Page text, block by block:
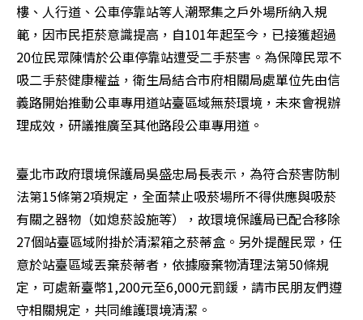
樓、人行道、公車停靠站等人潮聚集之戶外場所納入規
範，因市民拒菸意識提高，自101年起至今，已接獲超過
20位民眾陳情於公車停靠站遭受二手菸害。為保障民眾不
吸二手菸健康權益，衛生局結合市府相關局處單位先由信
義路開始推動公車專用道站臺區域無菸環境，未來會視辦
理成效，研議推廣至其他路段公車專用道。
臺北市政府環境保護局吳盛忠局長表示，為符合菸害防制
法第15條第2項規定，全面禁止吸菸場所不得供應與吸菸
有關之器物（如熄菸設施等），故環境保護局已配合移除
27個站臺區域附掛於清潔箱之菸蒂盒。另外提醒民眾，任
意於站臺區域丟棄菸蒂者，依據廢棄物清理法第50條規
定，可處新臺幣1,200元至6,000元罰鍰，請市民朋友們遵
守相關規定，共同維護環境清潔。